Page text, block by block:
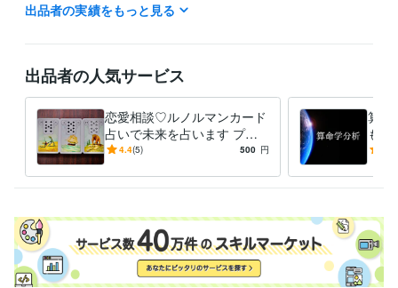
ビジネス・クリエイティブツール
Google ドキュメント:5年Keynote:18年Numbers:18年Pages:18年
PowerPoint:18年
Google Analytics:0年Adobe Photoshop:0年
Adobe Premiere Pro:1年CapCut:0年iMovie:10年
Adobe Illustrator:4年Canva:3年
得意分野
占い 算命学
仕事 恋愛 結婚 経営 ビジネス 人間関係 親子 子育て 離婚
占い 仕事 恋愛 結婚 経営 ビジネス 転職 人間関係
プロ育成
スピリチュアル
語学力
英語 日常会話レベル
出品者の実績をもっと見る
出品者の人気サービス
恋愛相談♡ルノルマンカード
占いで未来を占います プレ
占い＆本占いの二本立て！ア
4.4(5) 500 円
算命
もた
知り